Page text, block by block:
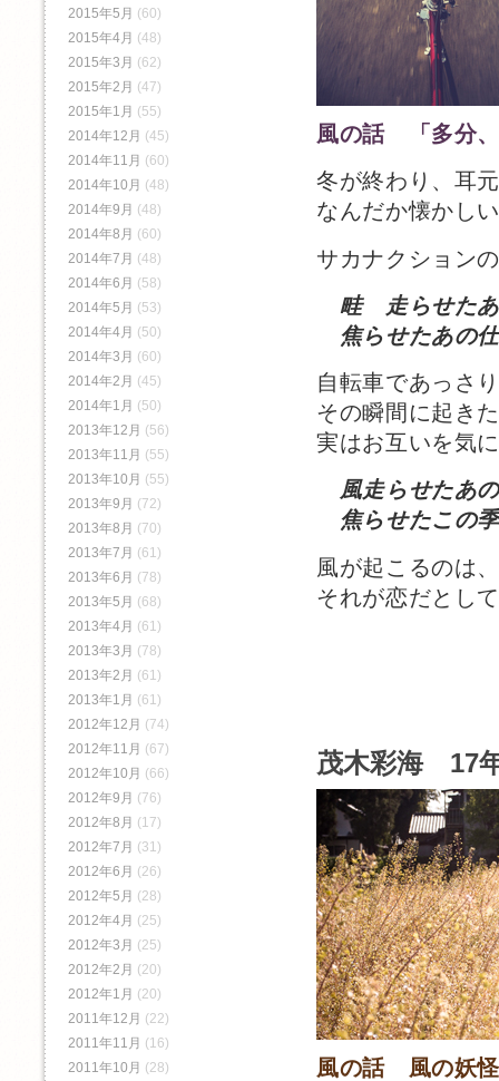
風の話 「多分
冬が終わり、耳
なんだか懐かし
サカナクション
畦 走らせた
焦らせたあ
自転車であっさ
その瞬間に起き
実はお互いを気
風走らせたあ
焦らせたこの
風が起こるのは
それが恋だとし
茂木彩海 17
風の話 風の妖
2015年5月 (60)
2015年4月 (48)
2015年3月 (62)
2015年2月 (47)
2015年1月 (55)
2014年12月 (45)
2014年11月 (60)
2014年10月 (48)
2014年9月 (48)
2014年8月 (60)
2014年7月 (48)
2014年6月 (58)
2014年5月 (53)
2014年4月 (50)
2014年3月 (60)
2014年2月 (45)
2014年1月 (50)
2013年12月 (56)
2013年11月 (55)
2013年10月 (55)
2013年9月 (72)
2013年8月 (70)
2013年7月 (61)
2013年6月 (78)
2013年5月 (68)
2013年4月 (61)
2013年3月 (78)
2013年2月 (61)
2013年1月 (61)
2012年12月 (74)
2012年11月 (67)
2012年10月 (66)
2012年9月 (76)
2012年8月 (17)
2012年7月 (31)
2012年6月 (26)
2012年5月 (28)
2012年4月 (25)
2012年3月 (25)
2012年2月 (20)
2012年1月 (20)
2011年12月 (22)
2011年11月 (16)
2011年10月 (28)